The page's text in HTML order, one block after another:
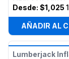
Desde: $1,025
AÑADIR AL
Lumberjack